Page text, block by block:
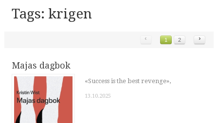
Tags: krigen
‹ 1 2 ›
Majas dagbok
«Success is the best revenge»,
13.10.2025